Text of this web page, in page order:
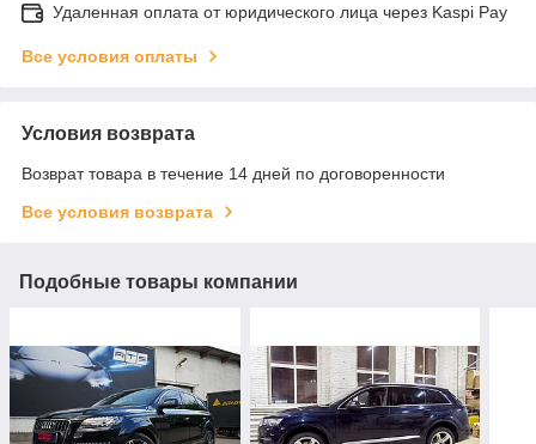
Удаленная оплата от юридического лица через Kaspi Pay
Все условия оплаты
Условия возврата
Возврат товара в течение 14 дней по договоренности
Все условия возврата
Подобные товары компании